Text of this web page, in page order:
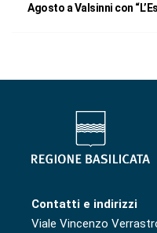
Agosto a Valsinni con
Contatti e indirizzi
Viale Vincenzo